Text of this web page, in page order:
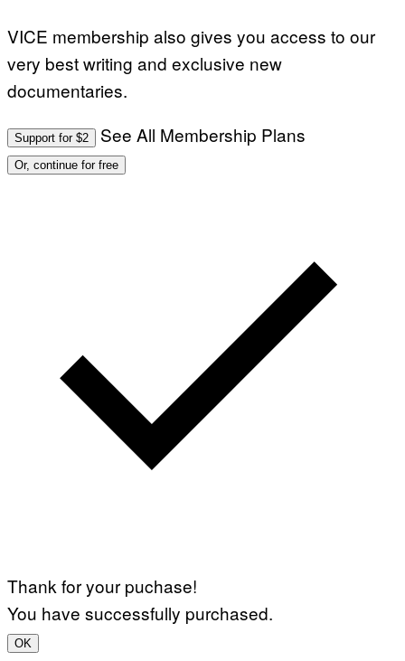
VICE membership also gives you access to our
very best writing and exclusive new
documentaries.
Support for $2 See All Membership Plans
Or, continue for free
Thank for your puchase!
You have successfully purchased.
OK